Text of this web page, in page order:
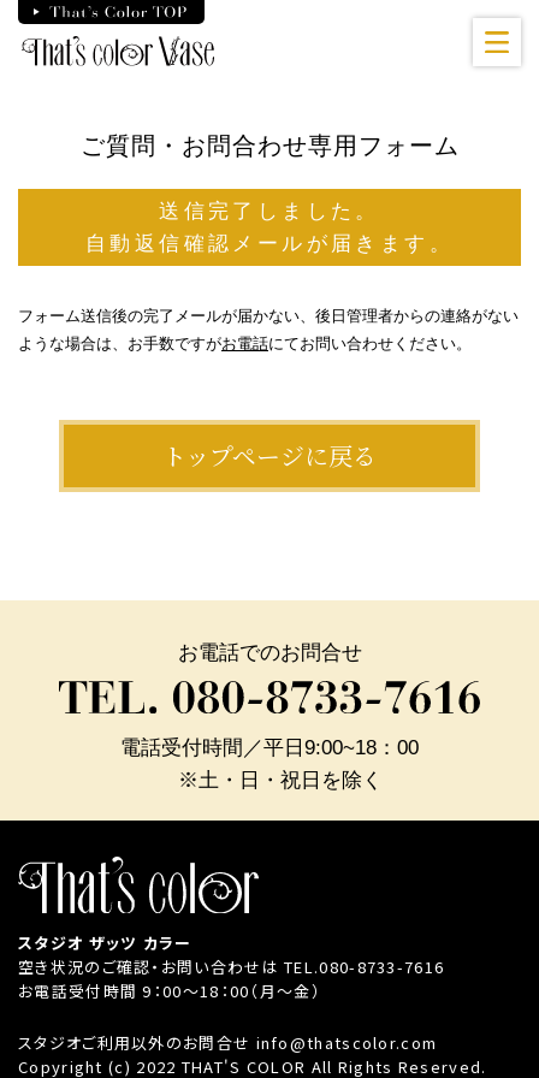
Skip
ご質問・お問合わせ専用フォーム
送信完了しました。
自動返信確認メールが届きます。
フォーム送信後の完了メールが届かない、後日管理者からの連絡がない
ような場合は、お手数ですがお電話にてお問い合わせください。
トップページに戻る
お電話でのお問合せ
電話受付時間／平日9:00~18：00
※土・日・祝日を除く
スタジオ ザッツ カラー
空き状況のご確認・お問い合わせはTEL.080-8733-7616
お電話受付時間 9：00～18：00（月～金）
スタジオご利用以外のお問合せ info@thatscolor.com
Copyright (c) 2022 THAT'S COLOR All Rights Reserved.